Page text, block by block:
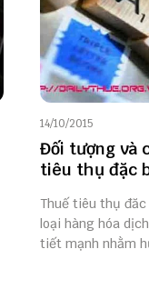
14/10/2015
Đối tượng và
tiêu thụ đặc
Thuế tiêu thụ
loại hàng hóa
tiết mạnh nhằm